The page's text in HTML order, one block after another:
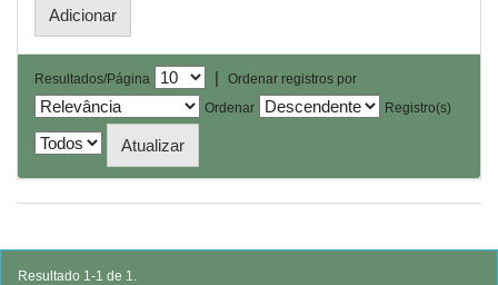
Resultados/Página |
Ordenar registros por
Ordenar
Registro(s)
Resultado 1-1 de 1.